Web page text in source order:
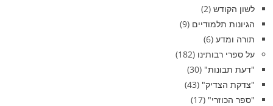
לשון הקודש (2)
הגיונות תלמודיים (9)
תורה ומדע (6)
על ספרי רבותינו (182)
"דעת תבונות" (30)
"צדקת הצדיק" (43)
"ספר הכוזרי" (17)